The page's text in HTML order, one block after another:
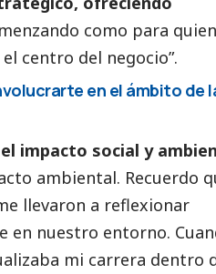
como para
centro del negocio”.
en el ámbito de
impacto social y
ambiental. Recuerdo
llevaron a reflexionar
en nuestro entorno.
mi carrera dentro